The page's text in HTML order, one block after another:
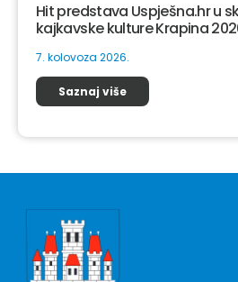
Hit predstava Uspješna.hr u
kajkavske kulture Krapina
7. kolovoza 2026.
Saznaj više